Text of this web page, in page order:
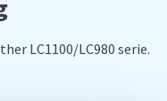
LC1100/LC980 serie.